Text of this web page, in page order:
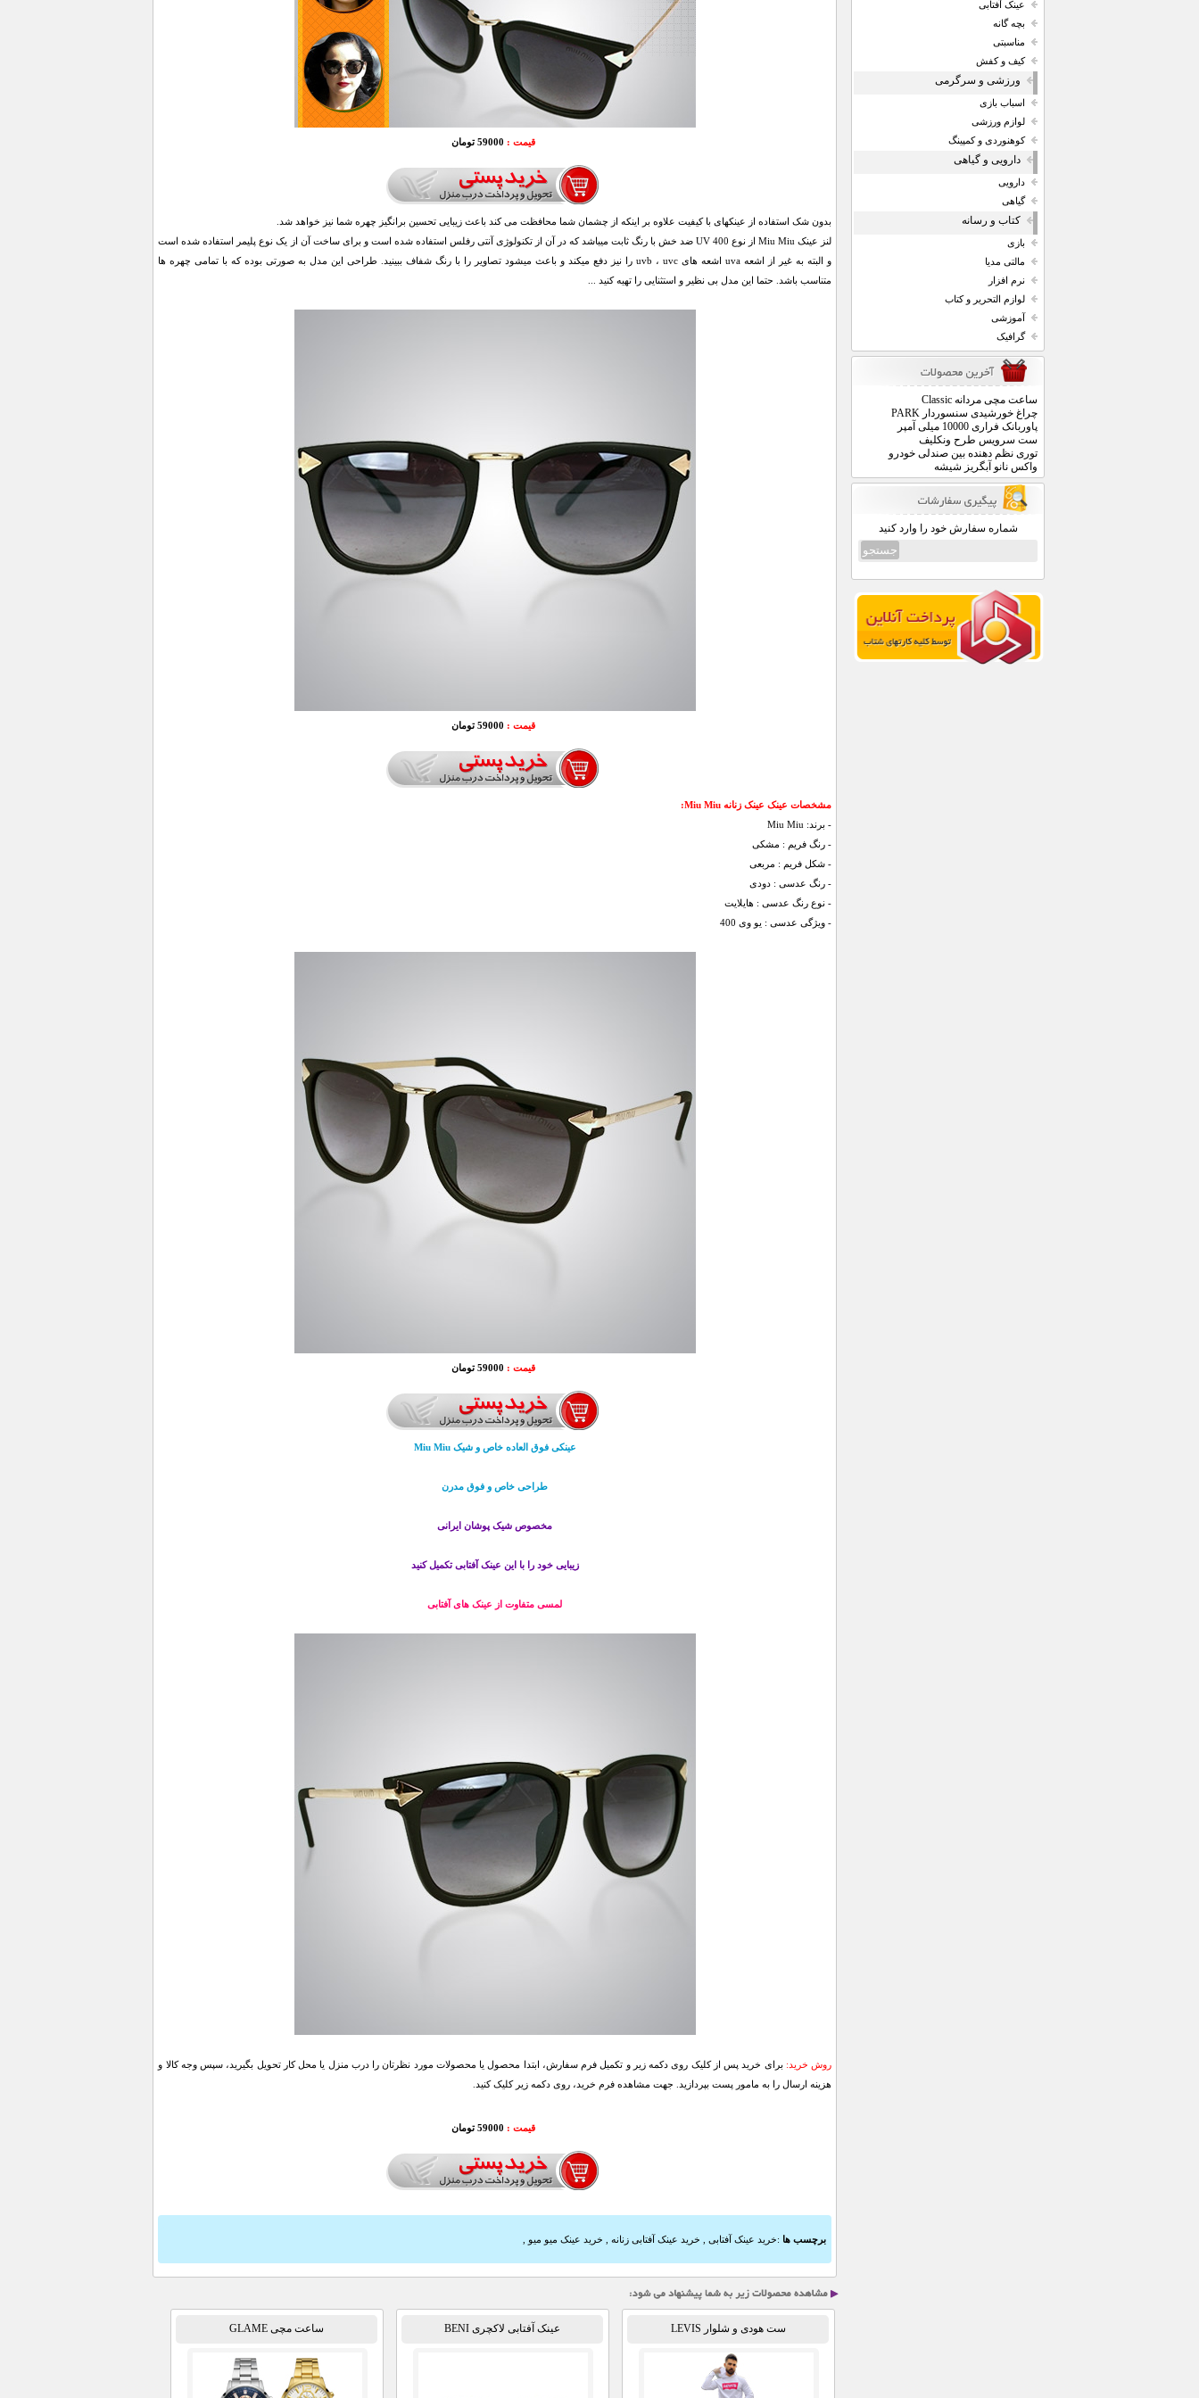
عینک آفتابی
بچه گانه
مناسبتی
کیف و کفش
ورزشی و سرگرمی
اسباب بازی
لوازم ورزشی
کوهنوردی و کمپینگ
دارویی و گیاهی
دارویی
گیاهی
کتاب و رسانه
بازی
مالتی مدیا
نرم افزار
لوازم التحریر و کتاب
آموزشی
گرافیک
ساعت مچی مردانه Classic
چراغ خورشیدی سنسوردار PARK
پاوربانک فراری 10000 میلی آمپر
ست سرویس طرح ونکلیف
توری نظم دهنده بین صندلی خودرو
واکس نانو آبگریز شیشه
شماره سفارش خود را وارد کنید
قیمت : 59000 تومان
بدون شک استفاده از عینکهای با کیفیت علاوه بر اینکه از چشمان شما محافظت می کند باعث زیبایی تحسین برانگیز چهره شما نیز خواهد شد.
لنز عینک Miu Miu از نوع UV 400 ضد خش با رنگ ثابت میباشد که در آن از تکنولوژی آنتی رفلس استفاده شده است و برای ساخت آن از یک نوع پلیمر استفاده شده است
و البته به غیر از اشعه uva اشعه های uvb ، uvc را نیز دفع میکند و باعث میشود تصاویر را با رنگ شفاف ببینید. طراحی این مدل به صورتی بوده که با تمامی چهره ها
متناسب باشد. حتما این مدل بی نظیر و استثنایی را تهیه کنید ...
قیمت : 59000 تومان
مشخصات عینک عینک زنانه Miu Miu:
- برند: Miu Miu
- رنگ فریم : مشکی
- شکل فریم : مربعی
- رنگ عدسی : دودی
- نوع رنگ عدسی : هایلایت
- ویژگی عدسی : یو وی 400
قیمت : 59000 تومان
عینکی فوق العاده خاص و شیک Miu Miu
طراحی خاص و فوق مدرن
مخصوص شیک پوشان ایرانی
زیبایی خود را با این عینک آفتابی تکمیل کنید
لمسی متفاوت از عینک های آفتابی
روش خرید: برای خرید پس از کلیک روی دکمه زیر و تکمیل فرم سفارش، ابتدا محصول یا محصولات مورد نظرتان را درب منزل یا محل کار تحویل بگیرید، سپس وجه کالا و
هزینه ارسال را به مامور پست بپردازید. جهت مشاهده فرم خرید، روی دکمه زیر کلیک کنید.
قیمت : 59000 تومان
برچسب ها :خرید عینک آفتابی خرید عینک آفتابی زنانه خرید عینک میو میو
ست هودی و شلوار LEVIS عینک آفتابی لاکچری BENI ساعت مچی GLAME